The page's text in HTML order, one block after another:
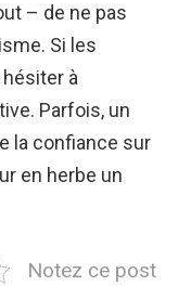
– de ne pas
Si les
à
Parfois, un
la confiance sur
en herbe un
Notez ce post